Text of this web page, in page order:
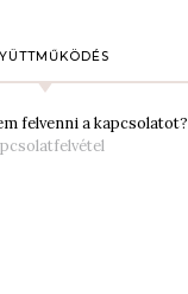
felvenni a kapcsolatot?